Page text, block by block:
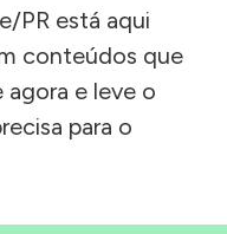
PR está aqui
conteúdos que
agora e leve o
para o